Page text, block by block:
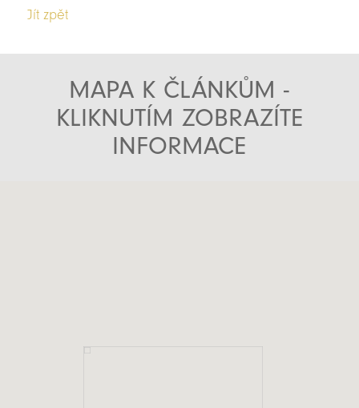
Jít zpět
MAPA K ČLÁNKŮM -
KLIKNUTÍM ZOBRAZÍTE
INFORMACE